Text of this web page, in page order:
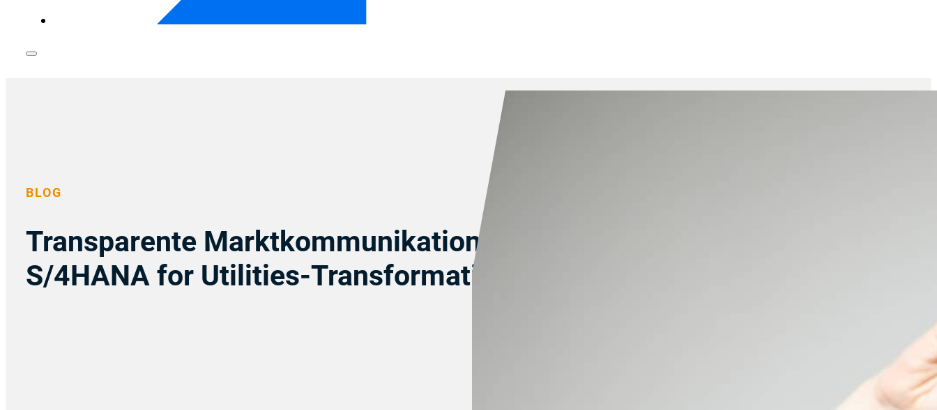
BLOG
Transparente Marktkommunikation nach der
S/4HANA for Utilities-Transformation